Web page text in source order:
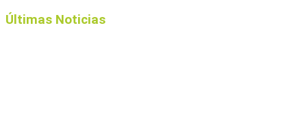
Últimas Noticias